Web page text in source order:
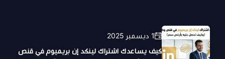
1 ديسمبر 2025
كيف يساعدك اشتراك لينكد إن بريميوم في قنص